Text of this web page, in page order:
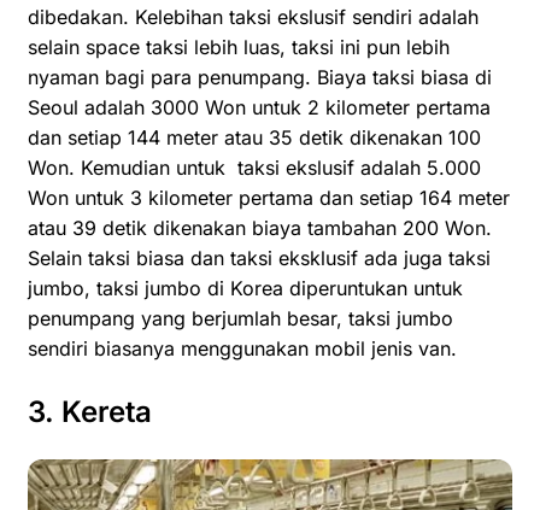
dibedakan. Kelebihan taksi ekslusif sendiri adalah
selain space taksi lebih luas, taksi ini pun lebih
nyaman bagi para penumpang. Biaya taksi biasa di
Seoul adalah 3000 Won untuk 2 kilometer pertama
dan setiap 144 meter atau 35 detik dikenakan 100
Won. Kemudian untuk taksi ekslusif adalah 5.000
Won untuk 3 kilometer pertama dan setiap 164 meter
atau 39 detik dikenakan biaya tambahan 200 Won.
Selain taksi biasa dan taksi eksklusif ada juga taksi
jumbo, taksi jumbo di Korea diperuntukan untuk
penumpang yang berjumlah besar, taksi jumbo
sendiri biasanya menggunakan mobil jenis van.
3. Kereta